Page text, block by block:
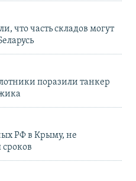
что часть складов могут
поразили танкер
РФ в Крыму, не
сроков